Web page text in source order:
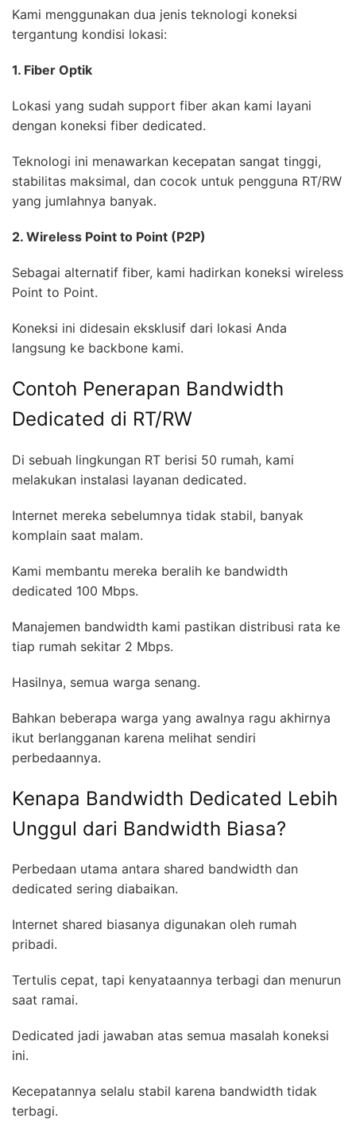
Kami menggunakan dua jenis teknologi koneksi
tergantung kondisi lokasi:
1. Fiber Optik
Lokasi yang sudah support fiber akan kami layani
dengan koneksi fiber dedicated.
Teknologi ini menawarkan kecepatan sangat tinggi,
stabilitas maksimal, dan cocok untuk pengguna RT/RW
yang jumlahnya banyak.
2. Wireless Point to Point (P2P)
Sebagai alternatif fiber, kami hadirkan koneksi wireless
Point to Point.
Koneksi ini didesain eksklusif dari lokasi Anda
langsung ke backbone kami.
Contoh Penerapan Bandwidth
Dedicated di RT/RW
Di sebuah lingkungan RT berisi 50 rumah, kami
melakukan instalasi layanan dedicated.
Internet mereka sebelumnya tidak stabil, banyak
komplain saat malam.
Kami membantu mereka beralih ke bandwidth
dedicated 100 Mbps.
Manajemen bandwidth kami pastikan distribusi rata ke
tiap rumah sekitar 2 Mbps.
Hasilnya, semua warga senang.
Bahkan beberapa warga yang awalnya ragu akhirnya
ikut berlangganan karena melihat sendiri
perbedaannya.
Kenapa Bandwidth Dedicated Lebih
Unggul dari Bandwidth Biasa?
Perbedaan utama antara shared bandwidth dan
dedicated sering diabaikan.
Internet shared biasanya digunakan oleh rumah
pribadi.
Tertulis cepat, tapi kenyataannya terbagi dan menurun
saat ramai.
Dedicated jadi jawaban atas semua masalah koneksi
ini.
Kecepatannya selalu stabil karena bandwidth tidak
terbagi.